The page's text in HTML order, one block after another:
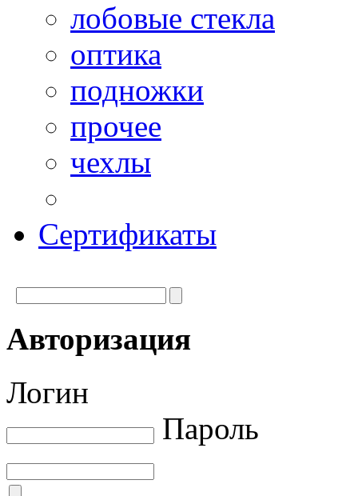
лобовые стекла
оптика
подножки
прочее
чехлы
Сертификаты
Авторизация
Логин
Пароль